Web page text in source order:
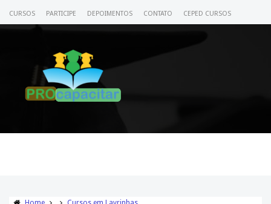
CURSOS PARTICIPE DEPOIMENTOS CONTATO CEPED CURSOS